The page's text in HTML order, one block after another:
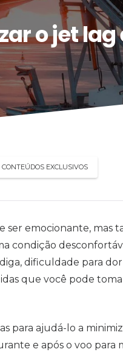
o jet lag
CONTEÚDOS EXCLUSIVOS
ser emocionante,
condição
dificuldade para
que você pode
para ajudá-lo a
e após o voo